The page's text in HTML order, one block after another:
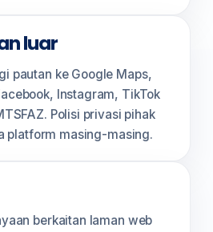
luar
pautan ke Google Maps,
Instagram, TikTok
Polisi privasi pihak
platform masing-masing.
berkaitan laman web